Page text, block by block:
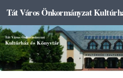
Skip to content